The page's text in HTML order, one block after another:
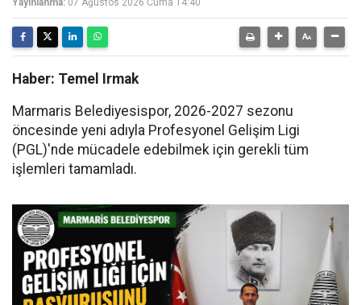
Yayınlanma: 07 Ağustos 2026 Cuma 14:40
Haber: Temel Irmak
Marmaris Belediyesispor, 2026-2027 sezonu
öncesinde yeni adıyla Profesyonel Gelişim Ligi
(PGL)'nde mücadele edebilmek için gerekli tüm
işlemleri tamamladı.